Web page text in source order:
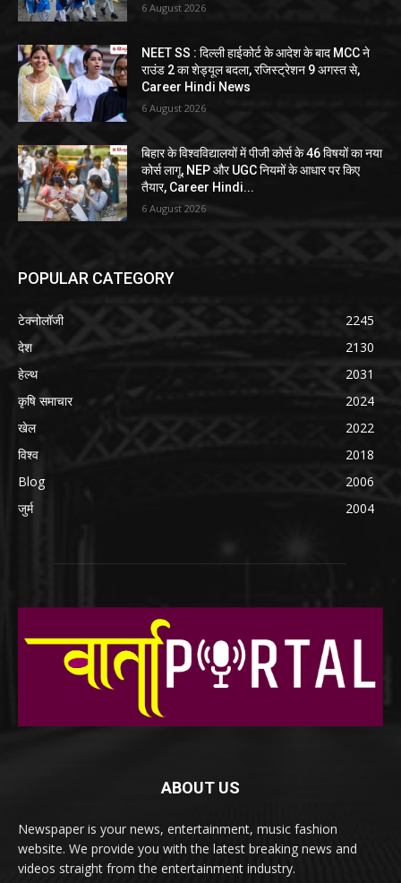
6 August 2026
NEET SS : दिल्ली हाईकोर्ट के आदेश के बाद MCC ने
राउंड 2 का शेड्यूल बदला, रजिस्ट्रेशन 9 अगस्त से,
Career Hindi News
6 August 2026
बिहार के विश्वविद्यालयों में पीजी कोर्स के 46 विषयों का नया
कोर्स लागू, NEP और UGC नियमों के आधार पर किए
तैयार, Career Hindi...
6 August 2026
POPULAR CATEGORY
टेक्नोलॉजी
2245
देश
2130
हेल्थ
2031
कृषि समाचार
2024
खेल
2022
विश्व
2018
Blog
2006
जुर्म
2004
ABOUT US
Newspaper is your news, entertainment, music fashion
website. We provide you with the latest breaking news and
videos straight from the entertainment industry.